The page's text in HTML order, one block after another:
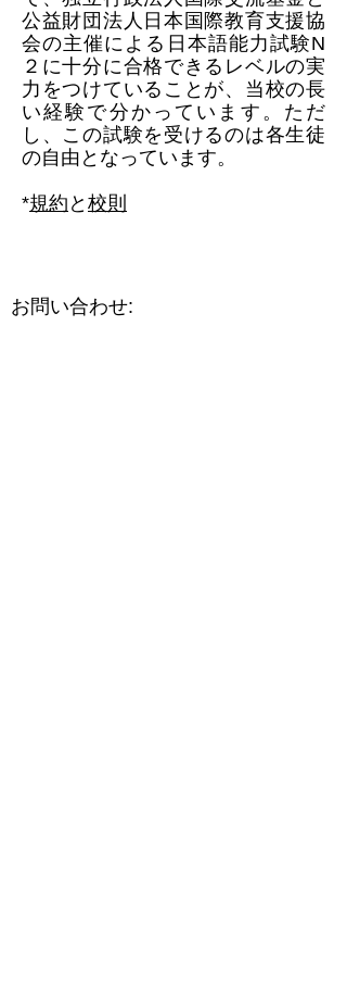
公益財団法人日本国際教育支援協
会の主催による日本語能力試験N
２に十分に合格できるレベルの実
力をつけていることが、当校の長
い経験で分かっています。ただ
し、この試験を受けるのは各生徒
の自由となっています。
​*規約 と 校則
​お問い合わせ: